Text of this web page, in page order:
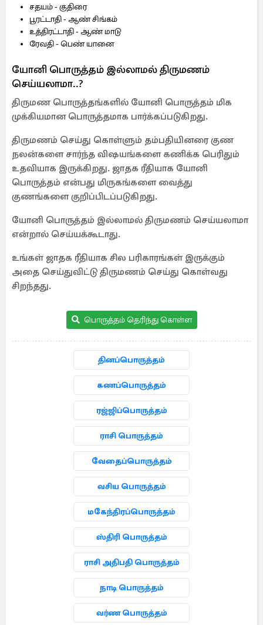
சதயம் - குதிரை
பூரட்டாதி - ஆண் சிங்கம்
உத்திரட்டாதி - ஆண் மாடு
ரேவதி - பெண் யானை
யோனி பொருத்தம் இல்லாமல் திருமணம்
செய்யலாமா..?
திருமண பொருத்தங்களில் யோனி பொருத்தம் மிக
முக்கியமான பொருத்தமாக பார்க்கப்படுகிறது.
திருமணம் செய்து கொள்ளும் தம்பதியினரை குண
நலன்களை சார்ந்த விஷயங்களை கணிக்க பெரிதும்
உதவியாக இருக்கிறது. ஜாதக ரீதியாக யோனி
பொருத்தம் என்பது மிருகங்களை வைத்து
குணங்களை குறிப்பிடப்படுகிறது.
யோனி பொருத்தம் இல்லாமல் திருமணம் செய்யலாமா
என்றால் செய்யக்கூடாது.
உங்கள் ஜாதக ரீதியாக சில பரிகாரங்கள் இருக்கும்
அதை செய்துவிட்டு திருமணம் செய்து கொள்வது
சிறந்தது.
பொருத்தம் தெரிந்து கொள்ள
தினப்பொருத்தம்
கணப்பொருத்தம்
ரஜ்ஜிப்பொருத்தம்
ராசி பொருத்தம்
வேதைப்பொருத்தம்
வசிய பொருத்தம்
மகேந்திரப்பொருத்தம்
ஸ்திரி பொருத்தம்
ராசி அதிபதி பொருத்தம்
நாடி பொருத்தம்
வர்ண பொருத்தம்